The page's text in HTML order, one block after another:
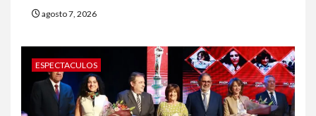
agosto 7, 2026
ESPECTACULOS